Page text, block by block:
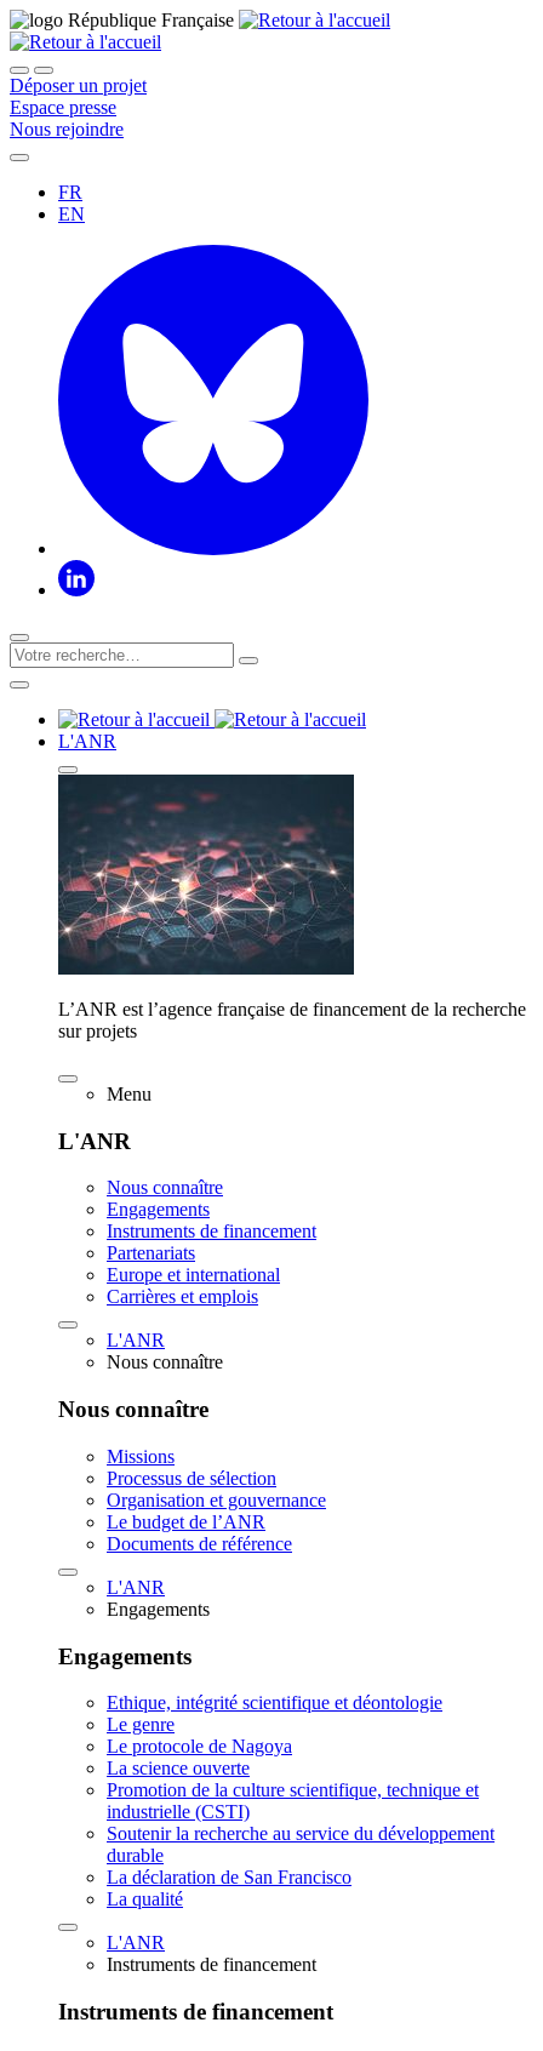
Déposer un projet
Espace presse
Nous rejoindre
FR
EN
L'ANR
L’ANR est l’agence française de financement de la recherche
sur projets
Menu
L'ANR
Nous connaître
Engagements
Instruments de financement
Partenariats
Europe et international
Carrières et emplois
L'ANR
Nous connaître
Nous connaître
Missions
Processus de sélection
Organisation et gouvernance
Le budget de l’ANR
Documents de référence
L'ANR
Engagements
Engagements
Ethique, intégrité scientifique et déontologie
Le genre
Le protocole de Nagoya
La science ouverte
Promotion de la culture scientifique, technique et
industrielle (CSTI)
Soutenir la recherche au service du développement
durable
La déclaration de San Francisco
La qualité
L'ANR
Instruments de financement
Instruments de financement